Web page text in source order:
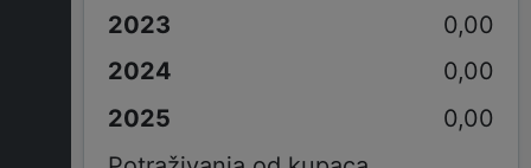
0,00
0,00
0,00